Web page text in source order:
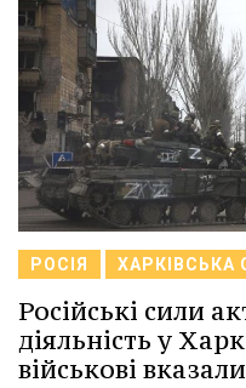
РОСІЯ ХАРКІВСЬКА
Російські сили
діяльність у
військові